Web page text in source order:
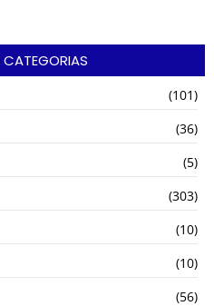
(101)
(36)
(5)
(303)
(10)
(10)
(56)